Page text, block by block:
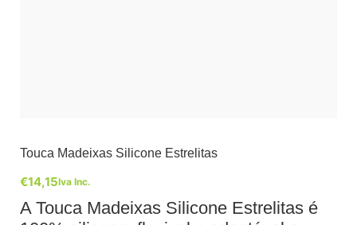
Touca Madeixas Silicone Estrelitas
€14,15Iva Inc.
A Touca Madeixas Silicone Estrelitas é